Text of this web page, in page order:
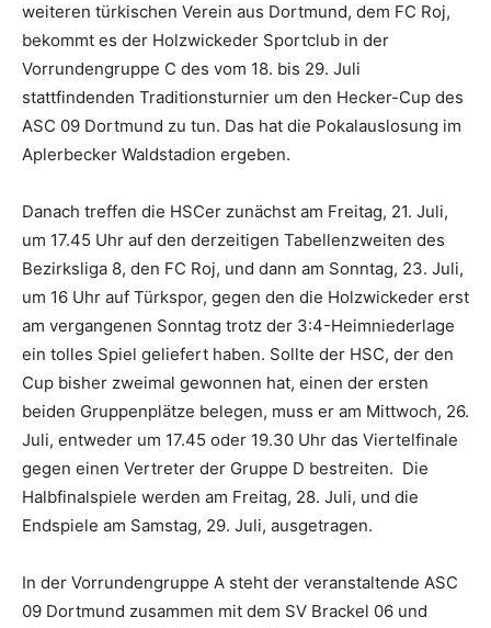
weiteren türkischen Verein aus Dortmund, dem FC Roj,
bekommt es der Holzwickeder Sportclub in der
Vorrundengruppe C des vom 18. bis 29. Juli
stattfindenden Traditionsturnier um den Hecker-Cup des
ASC 09 Dortmund zu tun. Das hat die Pokalauslosung im
Aplerbecker Waldstadion ergeben.
Danach treffen die HSCer zunächst am Freitag, 21. Juli,
um 17.45 Uhr auf den derzeitigen Tabellenzweiten des
Bezirksliga 8, den FC Roj, und dann am Sonntag, 23. Juli,
um 16 Uhr auf Türkspor, gegen den die Holzwickeder erst
am vergangenen Sonntag trotz der 3:4-Heimniederlage
ein tolles Spiel geliefert haben. Sollte der HSC, der den
Cup bisher zweimal gewonnen hat, einen der ersten
beiden Gruppenplätze belegen, muss er am Mittwoch, 26.
Juli, entweder um 17.45 oder 19.30 Uhr das Viertelfinale
gegen einen Vertreter der Gruppe D bestreiten. Die
Halbfinalspiele werden am Freitag, 28. Juli, und die
Endspiele am Samstag, 29. Juli, ausgetragen.
In der Vorrundengruppe A steht der veranstaltende ASC
09 Dortmund zusammen mit dem SV Brackel 06 und